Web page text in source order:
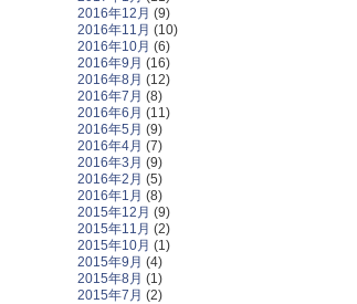
2016年12月 (9)
2016年11月 (10)
2016年10月 (6)
2016年9月 (16)
2016年8月 (12)
2016年7月 (8)
2016年6月 (11)
2016年5月 (9)
2016年4月 (7)
2016年3月 (9)
2016年2月 (5)
2016年1月 (8)
2015年12月 (9)
2015年11月 (2)
2015年10月 (1)
2015年9月 (4)
2015年8月 (1)
2015年7月 (2)